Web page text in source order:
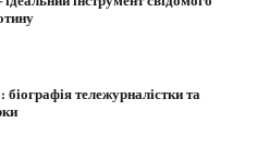
тележурналістки та